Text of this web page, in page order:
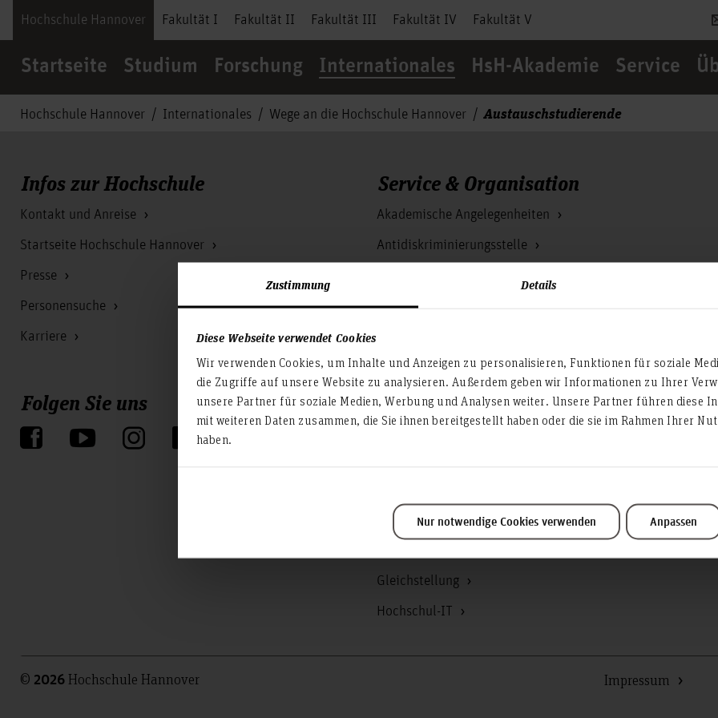
Zustimmung Details
Diese Webseite verwendet Cookies
Wir verwenden Cookies, um Inhalte und Anzeigen zu personalisieren, Funktionen für soziale
die Zugriffe auf unsere Website zu analysieren. Außerdem geben wir Informationen zu Ihrer
unsere Partner für soziale Medien, Werbung und Analysen weiter. Unsere Partner führen diese
mit weiteren Daten zusammen, die Sie ihnen bereitgestellt haben oder die sie im Rahmen Ihrer
haben.
Nur notwendige Cookies verwenden Anpassen
Hochschule Hannover Fakultät I Fakultät II Fakultät III Fakultät IV Fakultät V
Startseite Studium Forschung Internationales HsH-Akademie Service
Hochschule Hannover Internationales Wege an die Hochschule Hannover Austauschstudierende
Infos zur Hochschule
Kontakt und Anreise
Startseite Hochschule Hannover
Presse
Personensuche
Karriere
Folgen Sie uns
Service & Organisation
Akademische Angelegenheiten
Antidiskriminierungsstelle
Berufungsmanagement
Campusmanagement
Datenschutz
Existenzgründung
Gebäudemanagement
Gleichstellung
Hochschul-IT
© 2026 Hochschule Hannover Impressum